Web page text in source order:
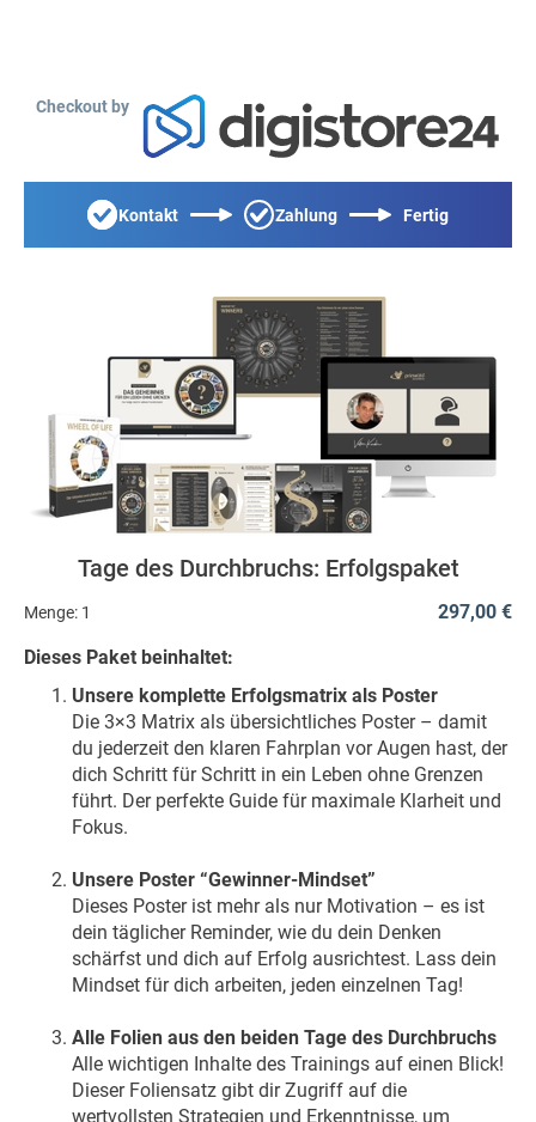
Checkout by
Kontakt Zahlung Fertig
Tage des Durchbruchs: Erfolgspaket
Menge: 1
297,00 €
Dieses Paket beinhaltet:
Unsere komplette Erfolgsmatrix als Poster
Die 3×3 Matrix als übersichtliches Poster – damit
du jederzeit den klaren Fahrplan vor Augen hast, der
dich Schritt für Schritt in ein Leben ohne Grenzen
führt. Der perfekte Guide für maximale Klarheit und
Fokus.
Unsere Poster “Gewinner-Mindset”
Dieses Poster ist mehr als nur Motivation – es ist
dein täglicher Reminder, wie du dein Denken
schärfst und dich auf Erfolg ausrichtest. Lass dein
Mindset für dich arbeiten, jeden einzelnen Tag!
Alle Folien aus den beiden Tage des Durchbruchs
Alle wichtigen Inhalte des Trainings auf einen Blick!
Dieser Foliensatz gibt dir Zugriff auf die
wertvollsten Strategien und Erkenntnisse, um